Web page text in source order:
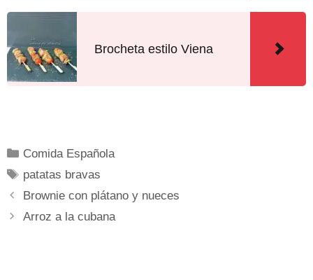
Brocheta estilo Viena
Comida Española
patatas bravas
Brownie con plátano y nueces
Arroz a la cubana